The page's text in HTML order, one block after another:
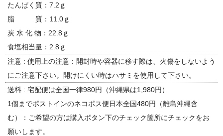
たんぱく質：7.2ｇ
脂 質：11.0ｇ
炭 水 化 物：22.8ｇ
食塩相当量：2.8ｇ
注意 : 使用上の注意：開封時や容器に移す際は、火傷をしないよう
にご注意下さい。開けにくい時はハサミを使用して下さい。
送料 : 宅配便は全国一律980円（沖縄県は1,980円）
1個までポストインのネコポス便日本全国480円（離島沖縄含
む）：ご希望の方は購入ボタン下のチェック箇所にチェックをお
願いします。